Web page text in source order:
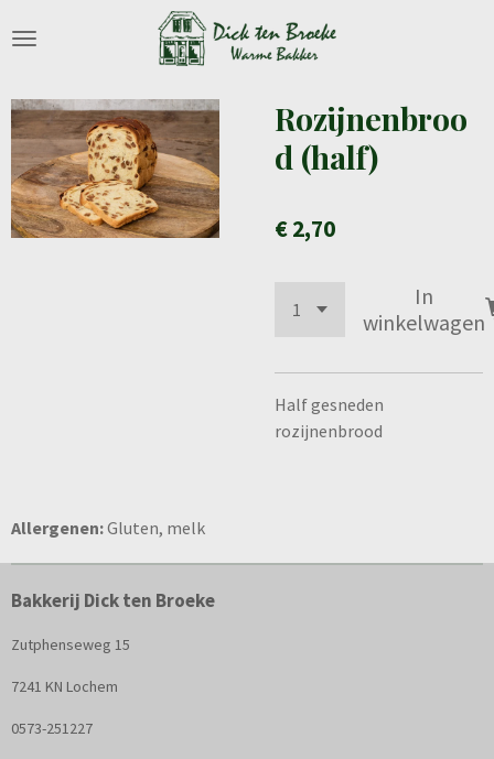
direct
de
hoofdinhoud
Rozijnenbroo
d (half)
€ 2,70
In
winkelwagen
Half gesneden
rozijnenbrood
Allergenen:Gluten, melk
Bakkerij Dick ten Broeke
Zutphenseweg 15
7241 KN Lochem
0573-251227